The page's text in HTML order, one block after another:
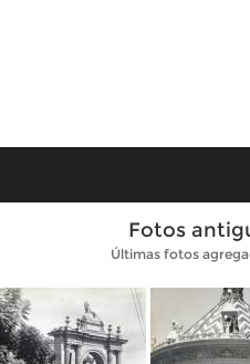
Fotos
Últimas fotos